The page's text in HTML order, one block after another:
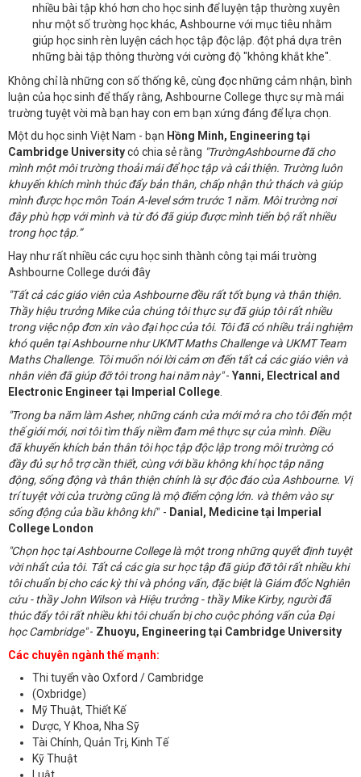
nhiều bài tập khó hơn cho học sinh để luyện tập thường xuyên
như một số trường học khác, Ashbourne với mục tiêu nhằm
giúp học sinh rèn luyện cách học tập độc lập. đột phá dựa trên
những bài tập thông thường với cường độ "không khắt khe".
Không chỉ là những con số thống kê, cùng đọc những cảm nhận, bình
luận của học sinh để thấy rằng, Ashbourne College thực sự mà mái
trường tuyệt vời mà bạn hay con em bạn xứng đáng để lựa chọn.
Một du học sinh Việt Nam - bạn Hồng Minh, Engineering tại
Cambridge Universitycó chia sẻ rằng "TrườngAshbourne đã cho
mình một môi trường thoải mái để học tập và cải thiện. Trường luôn
khuyến khích mình thúc đẩy bản thân, chấp nhận thử thách và giúp
mình được học môn Toán A-level sớm trước 1 năm. Môi trường nơi
đây phù hợp với mình và từ đó đã giúp được mình tiến bộ rất nhiều
trong học tập.”
Hay như rất nhiều các cựu học sinh thành công tại mái trường
Ashbourne College dưới đây
"Tất cả các giáo viên của Ashbourne đều rất tốt bụng và thân thiện.
Thầy hiệu trưởng Mike của chúng tôi thực sự đã giúp tôi rất nhiều
trong việc nộp đơn xin vào đại học của tôi. Tôi đã có nhiều trải nghiệm
khó quên tại Ashbourne như UKMT Maths Challenge và UKMT Team
Maths Challenge. Tôi muốn nói lời cảm ơn đến tất cả các giáo viên và
nhân viên đã giúp đỡ tôi trong hai năm này"- Yanni, Electrical and
Electronic Engineer tại Imperial College
"Trong ba năm làm Asher, những cánh cửa mới mở ra cho tôi đến một
thế giới mới, nơi tôi tìm thấy niềm đam mê thực sự của mình. Điều
đã khuyến khích bản thân tôi học tập độc lập trong môi trường có
đầy đủ sự hỗ trợ cần thiết, cùng với bầu không khí học tập năng
động, sống động và thân thiện chính là sự độc đáo của Ashbourne. Vị
trí tuyệt vời của trường cũng là mộ điểm cộng lớn. và thêm vào sự
sống động của bầu không khí"- Danial, Medicine tại Imperial
College London
"Chọn học tại Ashbourne College là một trong những quyết định tuyệt
vời nhất của tôi. Tất cả các gia sư học tập đã giúp đỡ tôi rất nhiều khi
tôi chuẩn bị cho các kỳ thi và phỏng vấn, đặc biệt là Giám đốc Nghiên
cứu - thầy John Wilson và Hiệu trưởng - thầy Mike Kirby, người đã
thúc đẩy tôi rất nhiều khi tôi chuẩn bị cho cuộc phỏng vấn của Đại
học Cambridge"- Zhuoyu, Engineering tại Cambridge University
Các chuyên ngành thế mạnh:
Thi tuyển vào Oxford / Cambridge
(Oxbridge)
Mỹ Thuật, Thiết Kế
Dược, Y Khoa, Nha Sỹ
Tài Chính, Quản Trị, Kinh Tế
Kỹ Thuật